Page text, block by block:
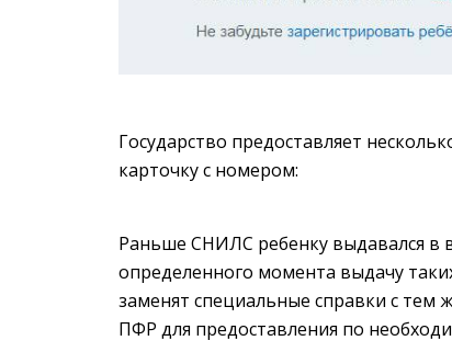
Государство предоставляет
карточку с номером:
Раньше СНИЛС ребенку выдавался в
определенного момента выдачу
заменят специальные справки с
ПФР для предоставления по